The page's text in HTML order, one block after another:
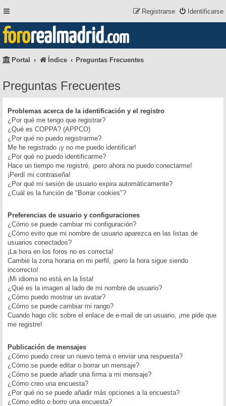
Identificarse
Registrarse
fororealmadrid.com
Portal Índice Preguntas Frecuentes
Preguntas Frecuentes
Problemas acerca de la identificación y el registro
¿Por qué me tengo que registrar?
¿Qué es COPPA? (APPCO)
¿Por qué no puedo registrarme?
Me he registrado ¡y no me puedo identificar!
¿Por qué no puedo identificarme?
Hace un tiempo me registré, ¡pero ahora no puedo conectarme!
¡Perdí mi contraseña!
¿Por qué mi sesión de usuario expira automáticamente?
¿Cuál es la función de "Borrar cookies"?
Preferencias de usuario y configuraciones
¿Cómo se puede cambiar mi configuración?
¿Cómo evito que mi nombre de usuario aparezca en las listas de
usuarios conectados?
¡La hora en los foros no es correcta!
Cambié la zona horaria en mi perfil, ¡pero la hora sigue siendo
incorrecto!
¡Mi idioma no está en la lista!
¿Qué es la imagen al lado de mi nombre de usuario?
¿Cómo puedo mostrar un avatar?
¿Cómo se puede cambiar mi rango?
Cuando hago clic sobre el enlace de e-mail de un usuario, ¡me pide que
me registre!
Publicación de mensajes
¿Cómo puedo crear un nuevo tema o enviar una respuesta?
¿Cómo se puede editar o borrar un mensaje?
¿Cómo se puede añadir una firma a mi mensaje?
¿Cómo creo una encuesta?
¿Por qué no se puede añadir más opciones a la encuesta?
¿Cómo edito o borro una encuesta?